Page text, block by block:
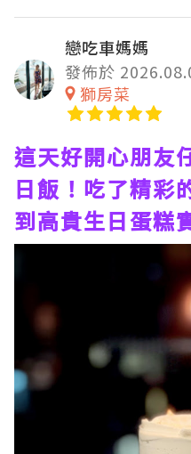
戀吃車媽媽
發佈於
獅房菜
這天好開心朋友
日飯！吃了精彩
到高貴生日蛋糕